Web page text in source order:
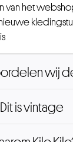
van het
wij
Dit is vintage